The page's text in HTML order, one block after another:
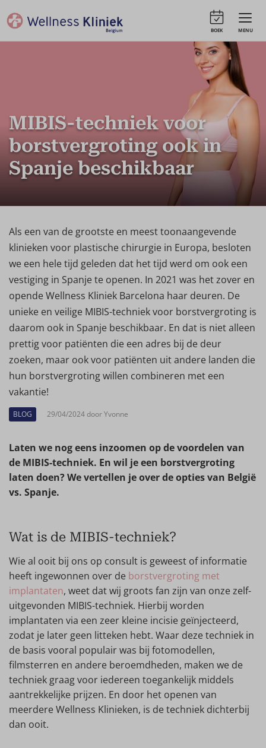
MENU
BOEK
MIBIS-techniek voor
borstvergroting ook in
Spanje beschikbaar
Als een van de grootste en meest toonaangevende
klinieken voor plastische chirurgie in Europa, besloten
we een hele tijd geleden dat het tijd werd om ook een
vestiging in Spanje te openen. In 2021 was het zover en
opende Wellness Kliniek Barcelona haar deuren. De
unieke en veilige MIBIS-techniek voor borstvergroting is
daarom ook in Spanje beschikbaar. En dat is niet alleen
prettig voor patiënten die een adres bij de deur
zoeken, maar ook voor patiënten uit andere landen die
hun borstvergroting willen combineren met een
vakantie!
BLOG 29/04/2024 door Yvonne
Laten we nog eens inzoomen op de voordelen van
de MIBIS-techniek. En wil je een borstvergroting
laten doen? We vertellen je over de opties van België
vs. Spanje.
Wat is de MIBIS-techniek?
Wie al ooit bij ons op consult is geweest of informatie
heeft ingewonnen over de borstvergroting met
implantaten, weet dat wij groots fan zijn van onze zelf-
uitgevonden MIBIS-techniek. Hierbij worden
implantaten via een zeer kleine incisie geïnjecteerd,
zodat je later geen litteken hebt. Waar deze techniek in
de basis vooral populair was bij fotomodellen,
filmsterren en andere beroemdheden, maken we de
techniek graag voor iedereen toegankelijk middels
aantrekkelijke prijzen. En door het openen van
meerdere Wellness Klinieken, is de techniek dichterbij
dan ooit.